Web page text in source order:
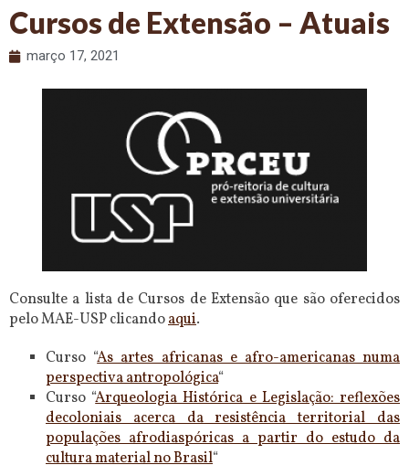
Cursos de Extensão – Atuais
março 17, 2021
Consulte a lista de Cursos de Extensão que são oferecidos
pelo MAE-USP clicandoaqui.
Curso “As artes africanas e afro-americanas numa
perspectiva antropológica“
Curso “Arqueologia Histórica e Legislação: reflexões
decoloniais acerca da resistência territorial das
populações afrodiaspóricas a partir do estudo da
cultura material no Brasil“